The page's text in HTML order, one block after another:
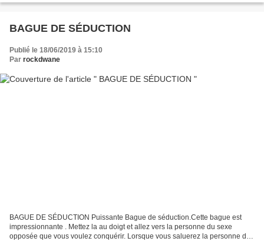
BAGUE DE SÉDUCTION
Publié le 18/06/2019 à 15:10
Par rockdwane
BAGUE DE SÉDUCTION Puissante Bague de séduction.Cette bague est
impressionnante . Mettez la au doigt et allez vers la personne du sexe
opposée que vous voulez conquérir. Lorsque vous saluerez la personne de